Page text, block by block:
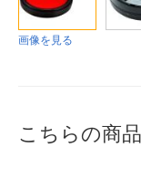
画像を見る
こちらの商